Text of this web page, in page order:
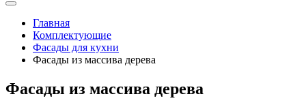
Главная
Комплектующие
Фасады для кухни
Фасады из массива дерева
Фасады из массива дерева